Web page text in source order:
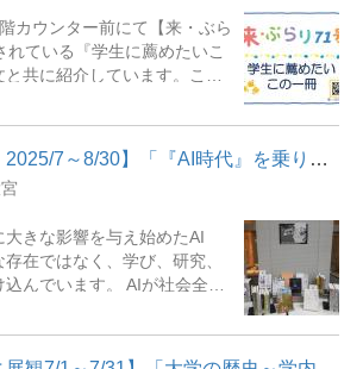
鑑 : アサガオとは思えない珍
田坂英二著. -- 化学同人,
文化誌』 スティーヴン・
の謎をとく』 小島渉著. --
精・幽霊短編小説集 : 『ダ
界の住人たち』 J.ジョイス,
; 下楠昌哉編訳. -- 平凡社,
専門学校監修. -- 保育社,
』 小野里公成著. -- 筑摩書
夏祭りと民俗信仰』 八木透
著 ; 円城塔翻訳『スイカのタ
カウンター前にて【来・ぶら
れている『学生に薦めたいこ
共に紹介しています。この
日（月）～2025年8月29日
龍谷大学瀬田図書館本館1階展
い） 主な展示資料『語学の
『しろがねの葉』『僕たちは
のための物価上昇2000年
『嫉妬論 : 民主社会に渦巻
』『「みんな」って誰？：災
【大宮ミニ展観：2025/7～8/30】「『AI時代』を乗りこなす」展
きな影響を与え始めたAI
在ではなく、学び、研究、
んでいます。 AIが社会全体
ます。本展示では、「AI時
ために不可欠なICT（情報通